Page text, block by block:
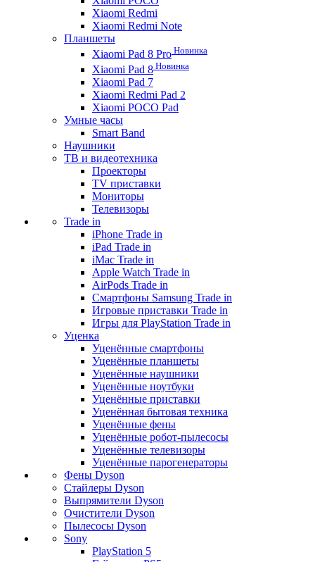
Xiaomi Redmi
Xiaomi Redmi Note
Планшеты
Xiaomi Pad 8 Pro Новинка
Xiaomi Pad 8 Новинка
Xiaomi Pad 7
Xiaomi Redmi Pad 2
Xiaomi POCO Pad
Умные часы
Smart Band
Наушники
ТВ и видеотехника
Проекторы
TV приставки
Мониторы
Телевизоры
Trade in
iPhone Trade in
iPad Trade in
iMac Trade in
Apple Watch Trade in
AirPods Trade in
Смартфоны Samsung Trade in
Игровые приставки Trade in
Игры для PlayStation Trade in
Уценка
Уценённые смартфоны
Уценённые планшеты
Уценённые наушники
Уценённые ноутбуки
Уценённые приставки
Уценённая бытовая техника
Уценённые фены
Уценённые робот-пылесосы
Уценённые телевизоры
Уценённые парогенераторы
Фены Dyson
Стайлеры Dyson
Выпрямители Dyson
Очистители Dyson
Пылесосы Dyson
Sony
PlayStation 5